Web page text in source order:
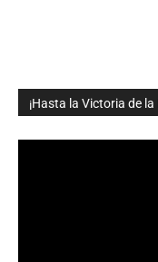
¡Hasta la Victoria de la